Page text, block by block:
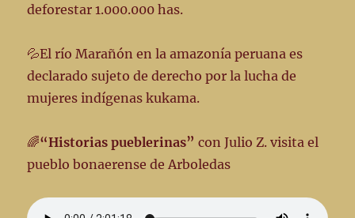
deforestar 1.000.000 has.
💦El río Marañón en la amazonía peruana es
declarado sujeto de derecho por la lucha de
mujeres indígenas kukama.
🌈“Historias pueblerinas” con Julio Z. visita el
pueblo bonaerense de Arboledas